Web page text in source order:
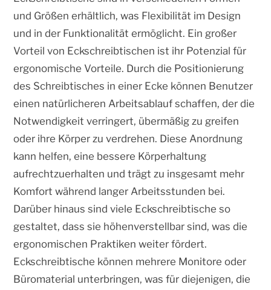
und Größen erhältlich, was Flexibilität im Design
und in der Funktionalität ermöglicht. Ein großer
Vorteil von Eckschreibtischen ist ihr Potenzial für
ergonomische Vorteile. Durch die Positionierung
des Schreibtisches in einer Ecke können Benutzer
einen natürlicheren Arbeitsablauf schaffen, der die
Notwendigkeit verringert, übermäßig zu greifen
oder ihre Körper zu verdrehen. Diese Anordnung
kann helfen, eine bessere Körperhaltung
aufrechtzuerhalten und trägt zu insgesamt mehr
Komfort während langer Arbeitsstunden bei.
Darüber hinaus sind viele Eckschreibtische so
gestaltet, dass sie höhenverstellbar sind, was die
ergonomischen Praktiken weiter fördert.
Eckschreibtische können mehrere Monitore oder
Büromaterial unterbringen, was für diejenigen, die